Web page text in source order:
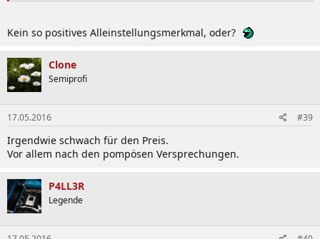
Kein so positives Alleinstellungsmerkmal, oder?
Clone
Semiprofi
17.05.2016 #39
Irgendwie schwach für den Preis.
Vor allem nach den pompösen Versprechungen.
P4LL3R
Legende